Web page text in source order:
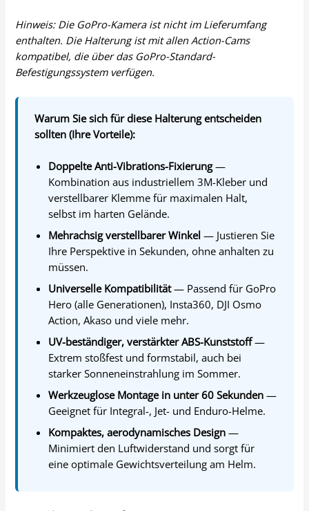
Hinweis: Die GoPro-Kamera ist nicht im Lieferumfang
enthalten. Die Halterung ist mit allen Action-Cams
kompatibel, die über das GoPro-Standard-
Befestigungssystem verfügen.
Warum Sie sich für diese Halterung entscheiden
sollten (Ihre Vorteile):
Doppelte Anti-Vibrations-Fixierung—
Kombination aus industriellem 3M-Kleber und
verstellbarer Klemme für maximalen Halt,
selbst im harten Gelände.
Mehrachsig verstellbarer Winkel — Justieren Sie
Ihre Perspektive in Sekunden, ohne anhalten zu
müssen.
Universelle Kompatibilität— Passend für GoPro
Hero (alle Generationen), Insta360, DJI Osmo
Action, Akaso und viele mehr.
UV-beständiger, verstärkter ABS-Kunststoff—
Extrem stoßfest und formstabil, auch bei
starker Sonneneinstrahlung im Sommer.
Werkzeuglose Montage in unter 60 Sekunden —
Geeignet für Integral-, Jet- und Enduro-Helme.
Kompaktes, aerodynamisches Design —
Minimiert den Luftwiderstand und sorgt für
eine optimale Gewichtsverteilung am Helm.